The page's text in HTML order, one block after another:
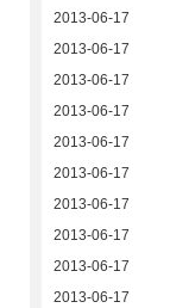
2013-06-17
2013-06-17
2013-06-17
2013-06-17
2013-06-17
2013-06-17
2013-06-17
2013-06-17
2013-06-17
2013-06-17